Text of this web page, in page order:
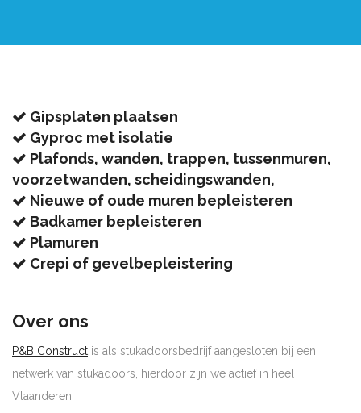
Gipsplaten plaatsen
Gyproc met isolatie
Plafonds, wanden, trappen, tussenmuren,
voorzetwanden, scheidingswanden,
Nieuwe of oude muren bepleisteren
Badkamer bepleisteren
Plamuren
Crepi of gevelbepleistering
Over ons
P&B Construct is als stukadoorsbedrijf aangesloten bij een
netwerk van stukadoors, hierdoor zijn we actief in heel
Vlaanderen: